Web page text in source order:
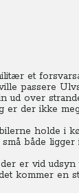
et
passere
ud over
der ikke
holde i
både ligger
er vid
kommer en